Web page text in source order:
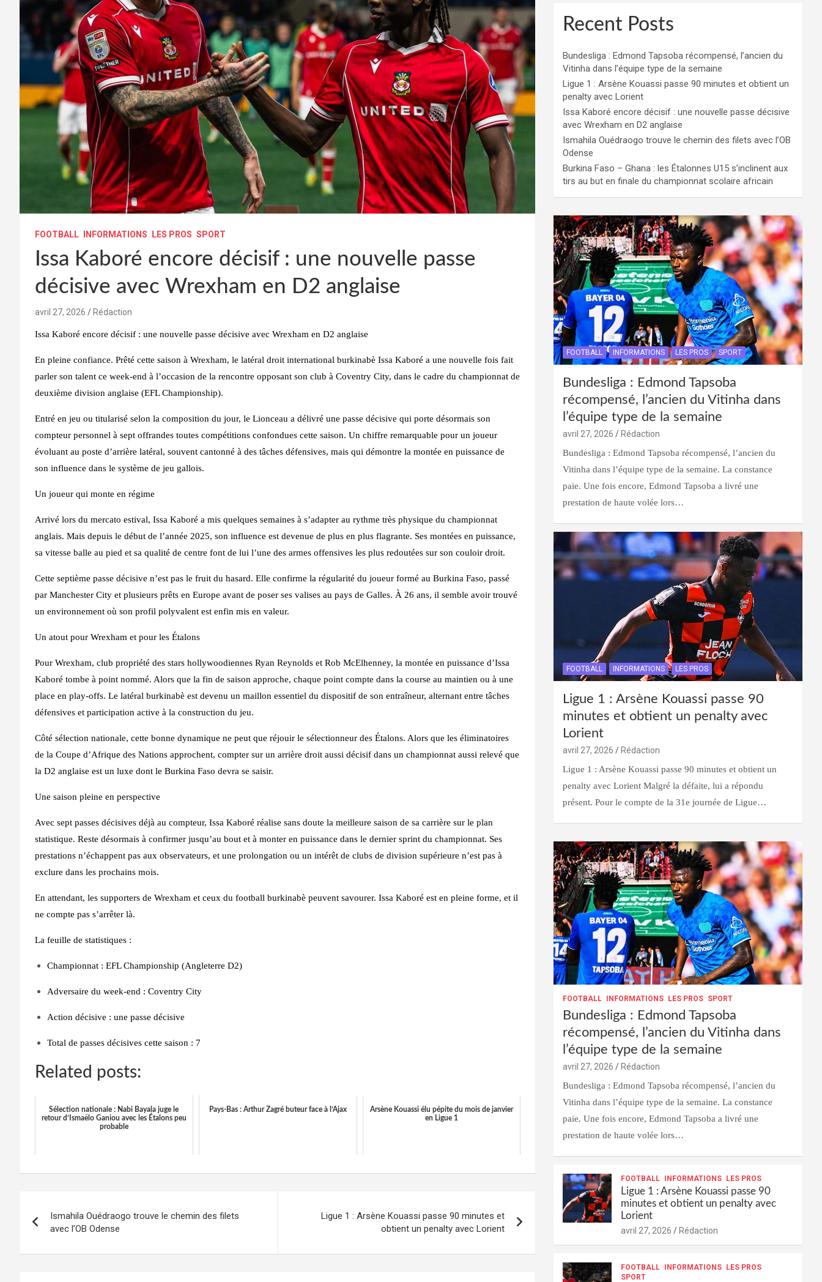
FOOTBALL INFORMATIONS LES PROS SPORT
Issa Kaboré encore décisif : une nouvelle passe
décisive avec Wrexham en D2 anglaise
avril 27, 2026 Rédaction
Issa Kaboré encore décisif : une nouvelle passe décisive avec Wrexham en D2 anglaise
En pleine confiance. Prêté cette saison à Wrexham, le latéral droit international burkinabè Issa Kaboré a une nouvelle fois fait
parler son talent ce week-end à l’occasion de la rencontre opposant son club à Coventry City, dans le cadre du championnat de
deuxième division anglaise (EFL Championship).
Entré en jeu ou titularisé selon la composition du jour, le Lionceau a délivré une passe décisive qui porte désormais son
compteur personnel à sept offrandes toutes compétitions confondues cette saison. Un chiffre remarquable pour un joueur
évoluant au poste d’arrière latéral, souvent cantonné à des tâches défensives, mais qui démontre la montée en puissance de
son influence dans le système de jeu gallois.
Un joueur qui monte en régime
Arrivé lors du mercato estival, Issa Kaboré a mis quelques semaines à s’adapter au rythme très physique du championnat
anglais. Mais depuis le début de l’année 2025, son influence est devenue de plus en plus flagrante. Ses montées en puissance,
sa vitesse balle au pied et sa qualité de centre font de lui l’une des armes offensives les plus redoutées sur son couloir droit.
Cette septième passe décisive n’est pas le fruit du hasard. Elle confirme la régularité du joueur formé au Burkina Faso, passé
par Manchester City et plusieurs prêts en Europe avant de poser ses valises au pays de Galles. À 26 ans, il semble avoir trouvé
un environnement où son profil polyvalent est enfin mis en valeur.
Un atout pour Wrexham et pour les Étalons
Pour Wrexham, club propriété des stars hollywoodiennes Ryan Reynolds et Rob McElhenney, la montée en puissance d’Issa
Kaboré tombe à point nommé. Alors que la fin de saison approche, chaque point compte dans la course au maintien ou à une
place en play-offs. Le latéral burkinabè est devenu un maillon essentiel du dispositif de son entraîneur, alternant entre tâches
défensives et participation active à la construction du jeu.
Côté sélection nationale, cette bonne dynamique ne peut que réjouir le sélectionneur des Étalons. Alors que les éliminatoires
de la Coupe d’Afrique des Nations approchent, compter sur un arrière droit aussi décisif dans un championnat aussi relevé que
la D2 anglaise est un luxe dont le Burkina Faso devra se saisir.
Une saison pleine en perspective
Avec sept passes décisives déjà au compteur, Issa Kaboré réalise sans doute la meilleure saison de sa carrière sur le plan
statistique. Reste désormais à confirmer jusqu’au bout et à monter en puissance dans le dernier sprint du championnat. Ses
prestations n’échappent pas aux observateurs, et une prolongation ou un intérêt de clubs de division supérieure n’est pas à
exclure dans les prochains mois.
En attendant, les supporters de Wrexham et ceux du football burkinabè peuvent savourer. Issa Kaboré est en pleine forme, et il
ne compte pas s’arrêter là.
La feuille de statistiques :
Championnat : EFL Championship (Angleterre D2)
Adversaire du week-end : Coventry City
Action décisive : une passe décisive
Total de passes décisives cette saison : 7
Related posts:
Sélection nationale : Nabi Bayala juge le
retour d’Ismaëlo Ganiou avec les Étalons peu
probable
Pays-Bas : Arthur Zagré buteur face à l’Ajax
Arsène Kouassi élu pépite du mois de janvier
en Ligue 1
de
l’article
Ismahila Ouédraogo trouve le chemin des filets
avec l’OB Odense
Ligue 1 : Arsène Kouassi passe 90 minutes et
obtient un penalty avec Lorient
Recent Posts
Bundesliga : Edmond Tapsoba récompensé, l’ancien du
Vitinha dans l’équipe type de la semaine
Ligue 1 : Arsène Kouassi passe 90 minutes et obtient un
penalty avec Lorient
Issa Kaboré encore décisif : une nouvelle passe décisive
avec Wrexham en D2 anglaise
Ismahila Ouédraogo trouve le chemin des filets avec l’OB
Odense
Burkina Faso – Ghana : les Étalonnes U15 s’inclinent aux
tirs au but en finale du championnat scolaire africain
FOOTBALL INFORMATIONS LES PROS SPORT
Bundesliga : Edmond Tapsoba
récompensé, l’ancien du Vitinha dans
l’équipe type de la semaine
avril 27, 2026
Rédaction
Bundesliga : Edmond Tapsoba récompensé, l’ancien du
Vitinha dans l’équipe type de la semaine. La constance
paie. Une fois encore, Edmond Tapsoba a livré une
prestation de haute volée lors…
FOOTBALL INFORMATIONS LES PROS
Ligue 1 : Arsène Kouassi passe 90
minutes et obtient un penalty avec
Lorient
avril 27, 2026
Rédaction
Ligue 1 : Arsène Kouassi passe 90 minutes et obtient un
penalty avec Lorient Malgré la défaite, lui a répondu
présent. Pour le compte de la 31e journée de Ligue…
FOOTBALL INFORMATIONS LES PROS SPORT
Bundesliga : Edmond Tapsoba
récompensé, l’ancien du Vitinha dans
l’équipe type de la semaine
avril 27, 2026
Rédaction
Bundesliga : Edmond Tapsoba récompensé, l’ancien du
Vitinha dans l’équipe type de la semaine. La constance
paie. Une fois encore, Edmond Tapsoba a livré une
prestation de haute volée lors…
FOOTBALL INFORMATIONS LES PROS
Ligue 1 : Arsène Kouassi passe 90
minutes et obtient un penalty avec
Lorient
avril 27, 2026 Rédaction
FOOTBALL INFORMATIONS
LES PROS
SPORT